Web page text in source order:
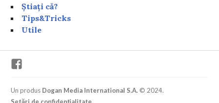
Știați că?
Tips&Tricks
Utile
Un produs Dogan Media International S.A. © 2024.
Setări de confidențialitate